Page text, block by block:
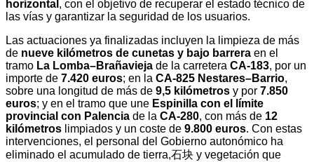
horizontal , con el objetivo de recuperar el estado técnico de
las vías y garantizar la seguridad de los usuarios.
Las actuaciones ya finalizadas incluyen la limpieza de más
de nueve kilómetros de cunetas y bajo barrera en el
tramo La Lomba–Brañavieja de la carretera CA‑183, por un
importe de 7.420 euros; en la CA‑825 Nestares–Barrio,
sobre una longitud de más de 9,5 kilómetros y por 7.850
euros; y en el tramo que une Espinilla con el límite
provincial con Palencia de la CA‑280, con más de 12
kilómetros limpiados y un coste de 9.800 euros. Con estas
intervenciones, el personal del Gobierno autonómico ha
eliminado el acumulado de tierra,石块 y vegetación que